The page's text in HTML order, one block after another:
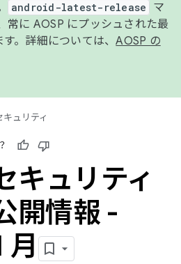
android-latest-release
マ
常に AOSP にプッシュされた最
。詳細については、AOSP の
キュリティ
キュリティ
開情報 -
月